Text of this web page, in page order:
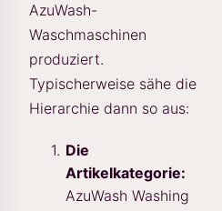
AzuWash-
Waschmaschinen
produziert.
Typischerweise sähe die
Hierarchie dann so aus:
Die
Artikelkategorie:
AzuWash Washing